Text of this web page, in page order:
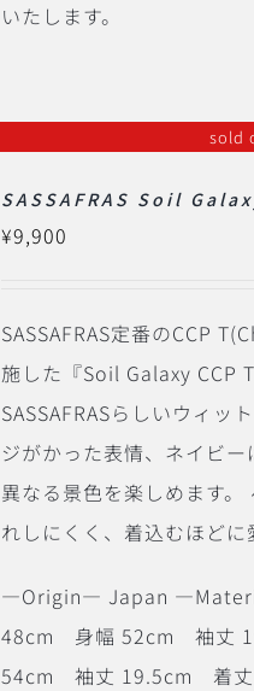
いたします。
sold
SASSAFRAS Soil
¥9,900
SASSAFRAS定番のCCP
施した『Soil Galaxy CCP
SASSAFRASらしいウィッ
ジがかった表情、ネイビ
異なる景色を楽しめます。
れしにくく、着込むほどに
―Origin― Japan
48cm 身幅 52cm 袖丈
54cm 袖丈 19.5cm 着